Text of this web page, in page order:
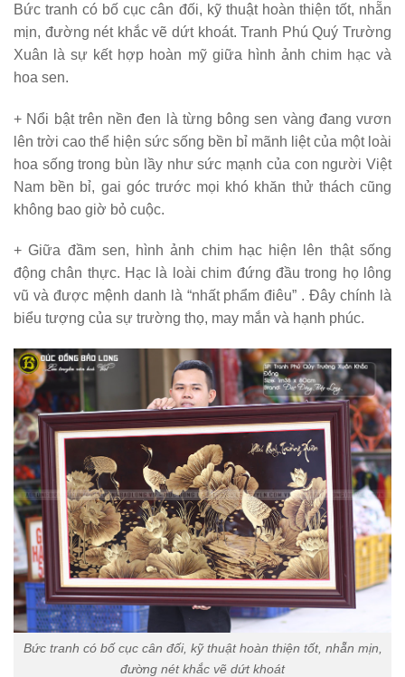
Bức tranh có bố cục cân đối, kỹ thuật hoàn thiện tốt, nhẵn
mịn, đường nét khắc vẽ dứt khoát. Tranh Phú Quý Trường
Xuân là sự kết hợp hoàn mỹ giữa hình ảnh chim hạc và
hoa sen.
+ Nổi bật trên nền đen là từng bông sen vàng đang vươn
lên trời cao thể hiện sức sống bền bỉ mãnh liệt của một loài
hoa sống trong bùn lầy như sức mạnh của con người Việt
Nam bền bỉ, gai góc trước mọi khó khăn thử thách cũng
không bao giờ bỏ cuộc.
+ Giữa đầm sen, hình ảnh chim hạc hiện lên thật sống
động chân thực. Hạc là loài chim đứng đầu trong họ lông
vũ và được mệnh danh là “nhất phẩm điêu” . Đây chính là
biểu tượng của sự trường thọ, may mắn và hạnh phúc.
Bức tranh có bố cục cân đối, kỹ thuật hoàn thiện tốt, nhẵn mịn,
đường nét khắc vẽ dứt khoát